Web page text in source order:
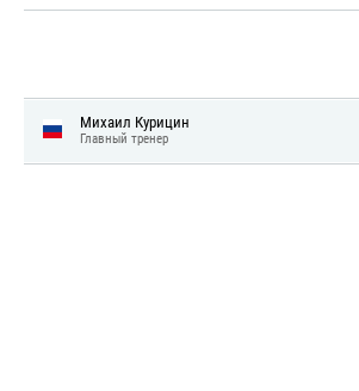
Михаил Курицин
Главный тренер